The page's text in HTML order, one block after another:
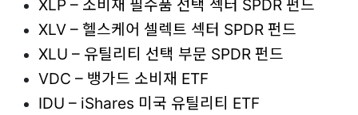
XLP – 소비재 필수품 선택 섹터 SPDR 펀드
XLV – 헬스케어 셀렉트 섹터 SPDR 펀드
XLU – 유틸리티 선택 부문 SPDR 펀드
VDC – 뱅가드 소비재 ETF
IDU – iShares 미국 유틸리티 ETF